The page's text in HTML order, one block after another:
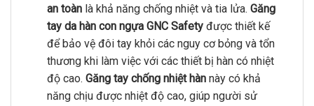
an toànlà khả năng chống nhiệt và tia lửa. Găng
tay da hàn con ngựa GNC Safetyđược thiết kế
để bảo vệ đôi tay khỏi các nguy cơ bỏng và tổn
thương khi làm việc với các thiết bị hàn có nhiệt
độ cao. Găng tay chống nhiệt hànnày có khả
năng chịu được nhiệt độ cao, giúp người sử